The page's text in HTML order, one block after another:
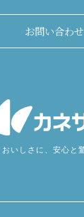
お問い合わせ